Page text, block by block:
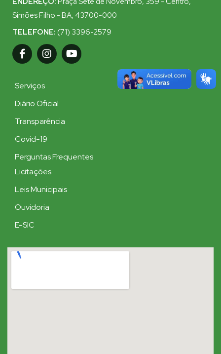
Simões Filho - BA, 43700-000
TELEFONE: (71) 3396-2579
Serviços
Diário Oficial
Transparência
Covid-19
Perguntas Frequentes
Licitações
Leis Municipais
Ouvidoria
E-SIC